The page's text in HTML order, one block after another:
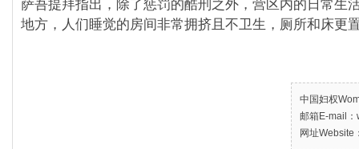
萨吾提拜指出，除了惩罚的酷刑之外，营区内的日常生
地方，人们睡觉的房间非常拥挤且不卫生，厕所和床更
中国妇权
邮箱E-mail
网址Website